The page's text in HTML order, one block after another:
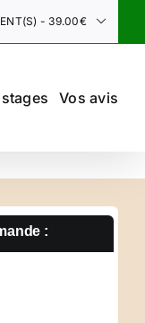
- 39.00€
Vos avis
: